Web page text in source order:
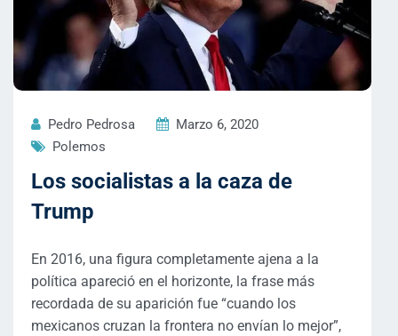
Pedro Pedrosa
Marzo 6, 2020
Polemos
Los socialistas a la caza de
Trump
En 2016, una figura completamente ajena a la
política apareció en el horizonte, la frase más
recordada de su aparición fue “cuando los
mexicanos cruzan la frontera no envían lo mejor”,